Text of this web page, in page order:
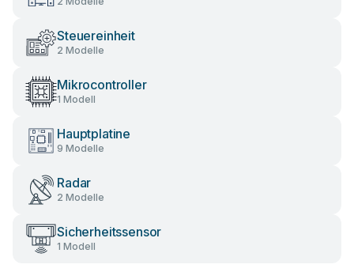
Steuereinheit
2 Modelle
Mikrocontroller
1 Modell
Hauptplatine
9 Modelle
Radar
2 Modelle
Sicherheitssensor
1 Modell